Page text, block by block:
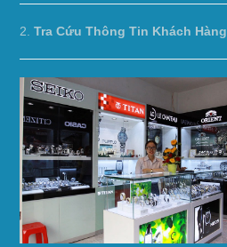
2.Tra Cứu Thông Tin Khách Hàng